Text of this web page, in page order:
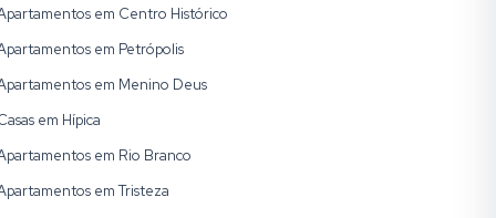
em Centro Histórico
em Petrópolis
em Menino Deus
em Hípica
em Rio Branco
em Tristeza